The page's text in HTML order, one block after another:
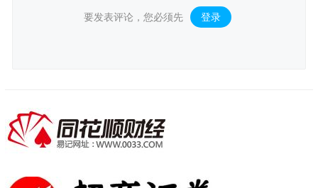
要发表评论，您必须先 登录 。